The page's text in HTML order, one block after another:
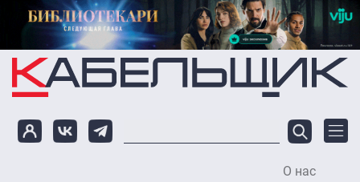
Перейти к основному содержанию
О нас